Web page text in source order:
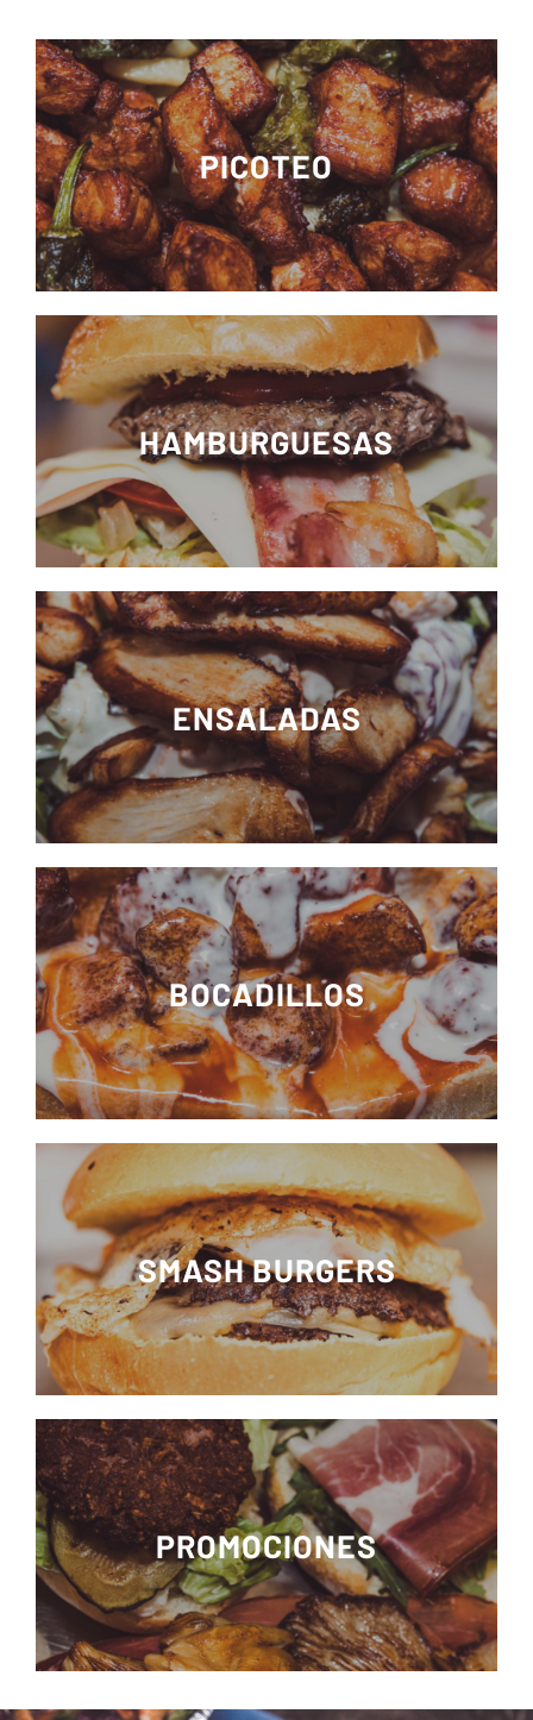
PICOTEO
HAMBURGUESAS
ENSALADAS
BOCADILLOS
SMASH BURGERS
PROMOCIONES